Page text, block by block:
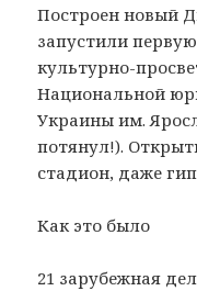
Построен новый
запустили
культурно-
Национальной
Украины им.
потянул!).
стадион, даже
Как это было
21 зарубежная